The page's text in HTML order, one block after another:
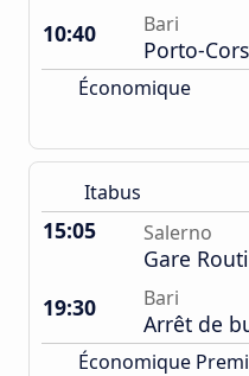
10:40
Bari
Porto-
Économique
Itabus
15:05 Salerno
Gare
19:30
Bari
Arrêt de
Économique